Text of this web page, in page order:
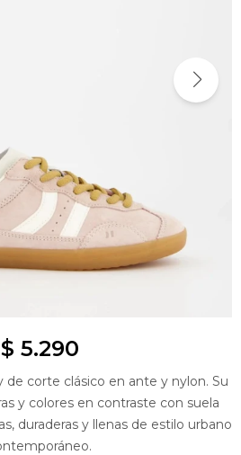
$ 5.290
de corte clásico en ante y nylon. Su
y colores en contraste con suela
duraderas y llenas de estilo urbano